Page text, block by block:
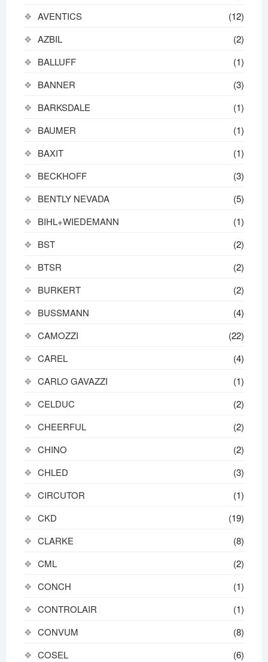
AVENTICS
(12)
AZBIL
(2)
BALLUFF
(1)
BANNER
(3)
BARKSDALE
(1)
BAUMER
(1)
BAXIT
(1)
BECKHOFF
(3)
BENTLY NEVADA
(5)
BIHL+WIEDEMANN
(1)
BST
(2)
BTSR
(2)
BURKERT
(2)
BUSSMANN
(4)
CAMOZZI
(22)
CAREL
(4)
CARLO GAVAZZI
(1)
CELDUC
(2)
CHEERFUL
(2)
CHINO
(2)
CHLED
(3)
CIRCUTOR
(1)
CKD
(19)
CLARKE
(8)
CML
(2)
CONCH
(1)
CONTROLAIR
(1)
CONVUM
(8)
COSEL
(6)